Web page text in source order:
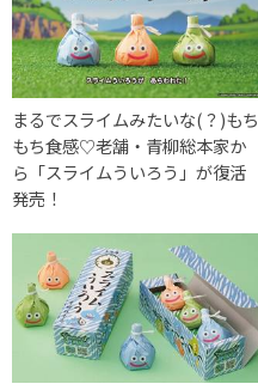
まるでスライムみたいな(？)もち
もち食感♡老舗・青柳総本家か
ら「スライムういろう」が復活
発売！